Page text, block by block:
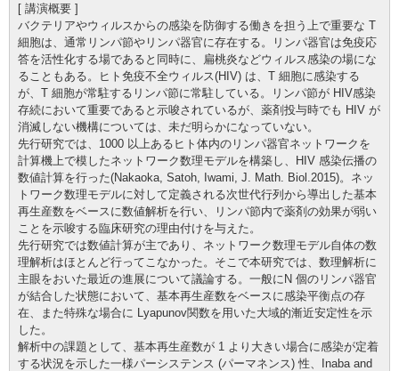
[ 講演概要 ]
バクテリアやウィルスからの感染を防御する働きを担う上で重要な T
細胞は、通常リンパ節やリンパ器官に存在する。リンパ器官は免疫応
答を活性化する場であると同時に、扁桃炎などウィルス感染の場にな
ることもある。ヒト免疫不全ウィルス(HIV) は、T 細胞に感染する
が、T 細胞が常駐するリンパ節に常駐している。リンパ節が HIV感染
存続において重要であると示唆されているが、薬剤投与時でも HIV が
消滅しない機構については、未だ明らかになっていない。
先行研究では、1000 以上あるヒト体内のリンパ器官ネットワークを
計算機上で模したネットワーク数理モデルを構築し、HIV 感染伝播の
数値計算を行った(Nakaoka, Satoh, Iwami, J. Math. Biol.2015)。ネッ
トワーク数理モデルに対して定義される次世代行列から導出した基本
再生産数をベースに数値解析を行い、リンパ節内で薬剤の効果が弱い
ことを示唆する臨床研究の理由付けを与えた。
先行研究では数値計算が主であり、ネットワーク数理モデル自体の数
理解析はほとんど行ってこなかった。そこで本研究では、数理解析に
主眼をおいた最近の進展について議論する。一般にN 個のリンパ器官
が結合した状態において、基本再生産数をベースに感染平衡点の存
在、また特殊な場合に Lyapunov関数を用いた大域的漸近安定性を示
した。
解析中の課題として、基本再生産数が 1 より大きい場合に感染が定着
する状況を示した一様パーシステンス (パーマネンス) 性、Inaba and